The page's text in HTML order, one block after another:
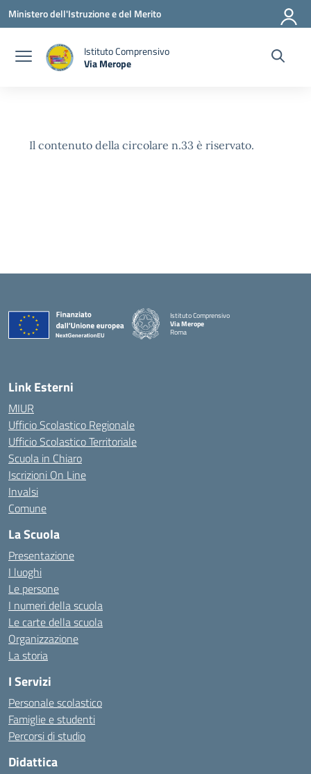
Vai ai contenuti
Vai al menu di navigazione
Vai al footer
Ministero dell'Istruzione e del Merito
Istituto Comprensivo
Via Merope
Il contenuto della circolare n.33 è riservato.
Istituto Comprensivo
Via Merope
Roma
Link Esterni
MIUR
Ufficio Scolastico Regionale
Ufficio Scolastico Territoriale
Scuola in Chiaro
Iscrizioni On Line
Invalsi
Comune
La Scuola
Presentazione
I luoghi
Le persone
I numeri della scuola
Le carte della scuola
Organizzazione
La storia
I Servizi
Personale scolastico
Famiglie e studenti
Percorsi di studio
Didattica